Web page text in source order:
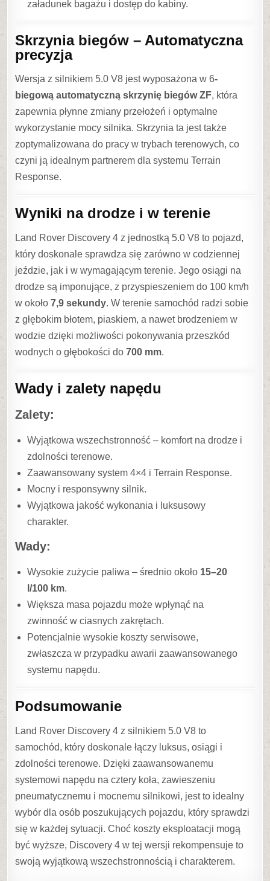
załadunek bagażu i dostęp do kabiny.
Skrzynia biegów – Automatyczna
precyzja
Wersja z silnikiem 5.0 V8 jest wyposażona w 6-
biegową automatyczną skrzynię biegów ZF, która
zapewnia płynne zmiany przełożeń i optymalne
wykorzystanie mocy silnika. Skrzynia ta jest także
zoptymalizowana do pracy w trybach terenowych, co
czyni ją idealnym partnerem dla systemu Terrain
Response.
Wyniki na drodze i w terenie
Land Rover Discovery 4 z jednostką 5.0 V8 to pojazd,
który doskonale sprawdza się zarówno w codziennej
jeździe, jak i w wymagającym terenie. Jego osiągi na
drodze są imponujące, z przyspieszeniem do 100 km/h
w około7,9 sekundy. W terenie samochód radzi sobie
z głębokim błotem, piaskiem, a nawet brodzeniem w
wodzie dzięki możliwości pokonywania przeszkód
wodnych o głębokości do700 mm.
Wady i zalety napędu
Zalety:
Wyjątkowa wszechstronność – komfort na drodze i
zdolności terenowe.
Zaawansowany system 4×4 i Terrain Response.
Mocny i responsywny silnik.
Wyjątkowa jakość wykonania i luksusowy
charakter.
Wady:
Wysokie zużycie paliwa – średnio około 15–20
l/100 km.
Większa masa pojazdu może wpłynąć na
zwinność w ciasnych zakrętach.
Potencjalnie wysokie koszty serwisowe,
zwłaszcza w przypadku awarii zaawansowanego
systemu napędu.
Podsumowanie
Land Rover Discovery 4 z silnikiem 5.0 V8 to
samochód, który doskonale łączy luksus, osiągi i
zdolności terenowe. Dzięki zaawansowanemu
systemowi napędu na cztery koła, zawieszeniu
pneumatycznemu i mocnemu silnikowi, jest to idealny
wybór dla osób poszukujących pojazdu, który sprawdzi
się w każdej sytuacji. Choć koszty eksploatacji mogą
być wyższe, Discovery 4 w tej wersji rekompensuje to
swoją wyjątkową wszechstronnością i charakterem.